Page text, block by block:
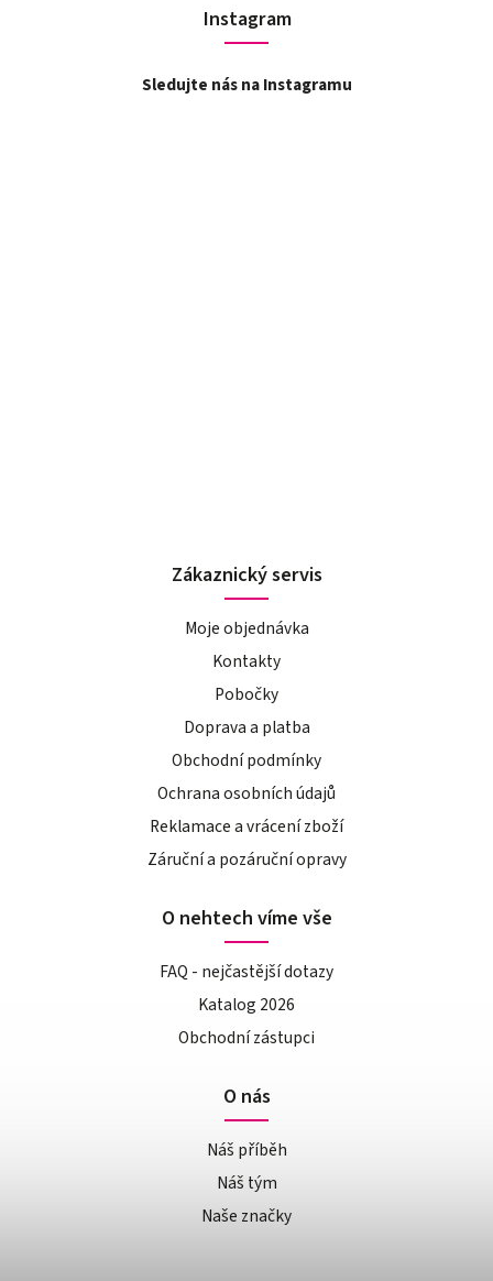
Instagram
Sledujte nás na Instagramu
Zákaznický servis
Moje objednávka
Kontakty
Pobočky
Doprava a platba
Obchodní podmínky
Ochrana osobních údajů
Reklamace a vrácení zboží
Záruční a pozáruční opravy
O nehtech víme vše
FAQ - nejčastější dotazy
Katalog 2026
Obchodní zástupci
O nás
Náš příběh
Náš tým
Naše značky